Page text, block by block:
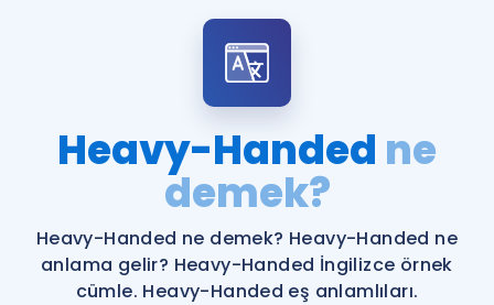
Şifremi Hatırlamıyorum
Sepetin Şu An Boş.
Remzi Hoca ile seni sınava hazırlayacak onlarca eğitim seni
bekliyor!
Katılımcı Görüşleri
Faydalı Araçlar
Ücretsiz Kaynaklar
İngilizce Gramer
Heavy-Handed ne
demek?
Heavy-Handed ne demek? Heavy-Handed ne
anlama gelir? Heavy-Handed İngilizce örnek
cümle. Heavy-Handed eş anlamlıları.